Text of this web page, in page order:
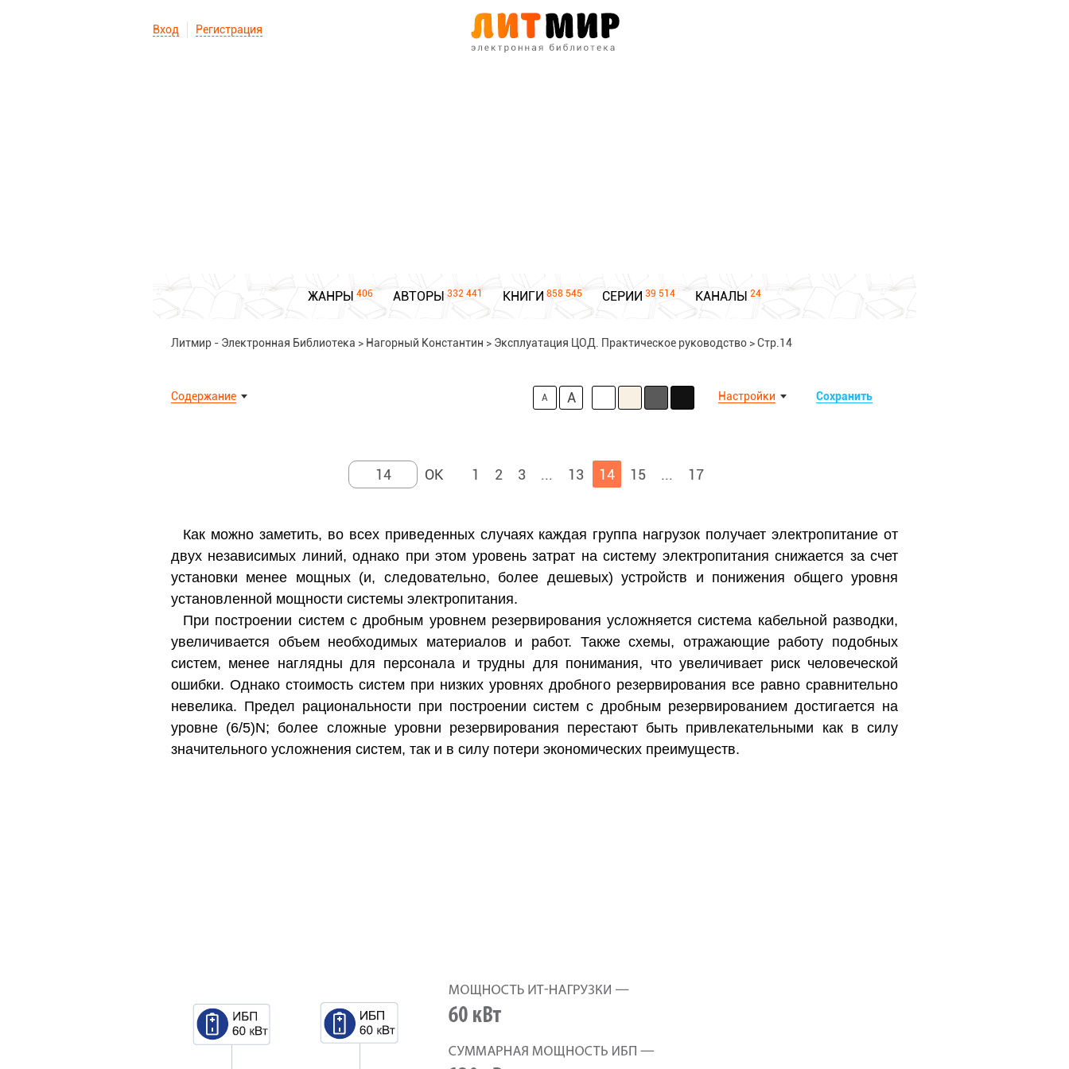
Вход Регистрация
ЖАНРЫ 406 АВТОРЫ 332 441 КНИГИ 858 545 СЕРИИ 39 514 КАНАЛЫ 24
Литмир - Электронная Библиотека > Нагорный Константин > Эксплуатация ЦОД. Практическое руководство >Стр.14
Содержание Сохранить
Настройки
A A
1 2 3 ... 13 14 15 ... 17
Как можно заметить, во всех приведенных случаях каждая группа нагрузок получает электропитание от
двух независимых линий, однако при этом уровень затрат на систему электропитания снижается за счет
установки менее мощных (и, следовательно, более дешевых) устройств и понижения общего уровня
установленной мощности системы электропитания.
При построении систем с дробным уровнем резервирования усложняется система кабельной разводки,
увеличивается объем необходимых материалов и работ. Также схемы, отражающие работу подобных
систем, менее наглядны для персонала и трудны для понимания, что увеличивает риск человеческой
ошибки. Однако стоимость систем при низких уровнях дробного резервирования все равно сравнительно
невелика. Предел рациональности при построении систем с дробным резервированием достигается на
уровне (6/5)N; более сложные уровни резервирования перестают быть привлекательными как в силу
значительного усложнения систем, так и в силу потери экономических преимуществ.